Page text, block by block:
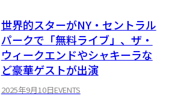
世界的スターがNY・セントラル
パークで「無料ライブ」、ザ・
ウィークエンドやシャキーラな
ど豪華ゲストが出演
2025年9月10日EVENTS